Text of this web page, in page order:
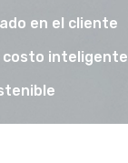
en el cliente
costo inteligente